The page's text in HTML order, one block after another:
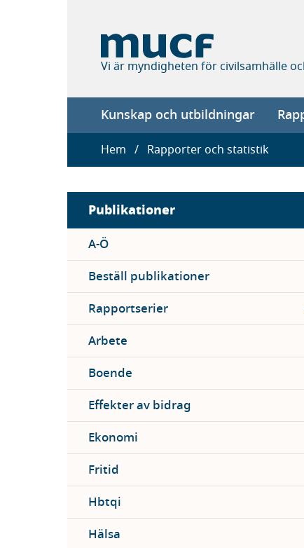
Vi är myndigheten för civilsamhälle
Main
navigation
Kunskap och utbildningar
Länkstig
Hem Rapporter och statistik
Sidebar
menu
Publikationer
A-Ö
Beställ publikationer
Rapportserier
Arbete
Boende
Effekter av bidrag
Ekonomi
Fritid
Hbtqi
Hälsa